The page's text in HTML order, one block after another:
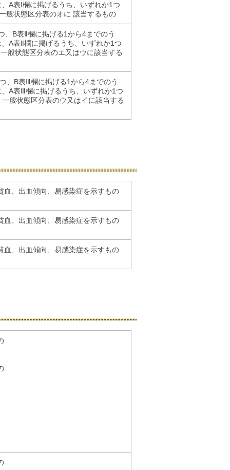
A表Ⅰ欄に掲げるうち、いずれか1つ
般状態区分表のオに 該当するもの
、B表Ⅱ欄に掲げる1から4までのう
A表Ⅱ欄に掲げるうち、いずれか1つ
般状態区分表のエ又はウに該当する
、B表Ⅲ欄に掲げる1から4までのう
A表Ⅲ欄に掲げるうち、いずれか1つ
般状態区分表のウ又はイに該当する
、出血傾向、易感染症を示すもの
、出血傾向、易感染症を示すもの
、出血傾向、易感染症を示すもの